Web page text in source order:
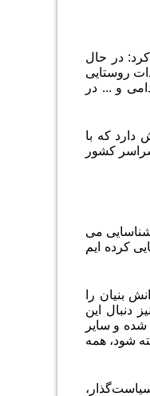
در حال
روستایی
و ... در
که با
کشور
شناسایی می
شناسایی کرده ایم
بنیان را
دنبال این
و سایر
شود، همه